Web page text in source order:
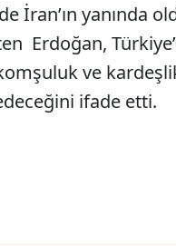
İran’ın yanında
Erdoğan,
ve
ifade etti.